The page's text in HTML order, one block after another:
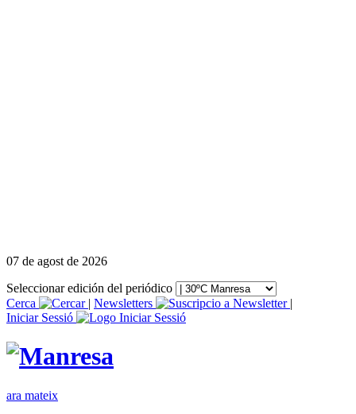
07 de agost de 2026
Seleccionar edición del periódico
Cerca
| Newsletters
|
Iniciar Sessió
ara mateix